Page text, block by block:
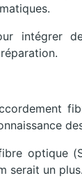
intégrer
optique
serait un plus.